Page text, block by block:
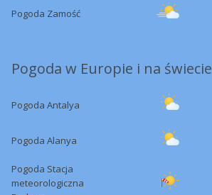
Pogoda Zamość
Pogoda w Europie i na świecie
Pogoda Antalya
Pogoda Alanya
Pogoda Stacja
meteorologiczna